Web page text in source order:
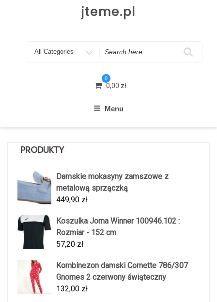
jteme.pl
Search
0
0,00 zł
Menu
PRODUKTY
Damskie mokasyny zamszowe z
metalową sprzączką
449,90 zł
Koszulka Joma Winner 100946.102 :
Rozmiar - 152 cm
57,20 zł
Kombinezon damski Cornette 786/307
Gnomes 2 czerwony świąteczny
132,00 zł